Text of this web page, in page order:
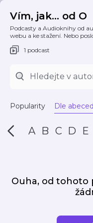
Vím, jak... od O
Podcasty a Audioknihy od
webu a ke stažení. Nebo
1 podcast
Popularity Dle
A B C D E
Ouha, od tohoto